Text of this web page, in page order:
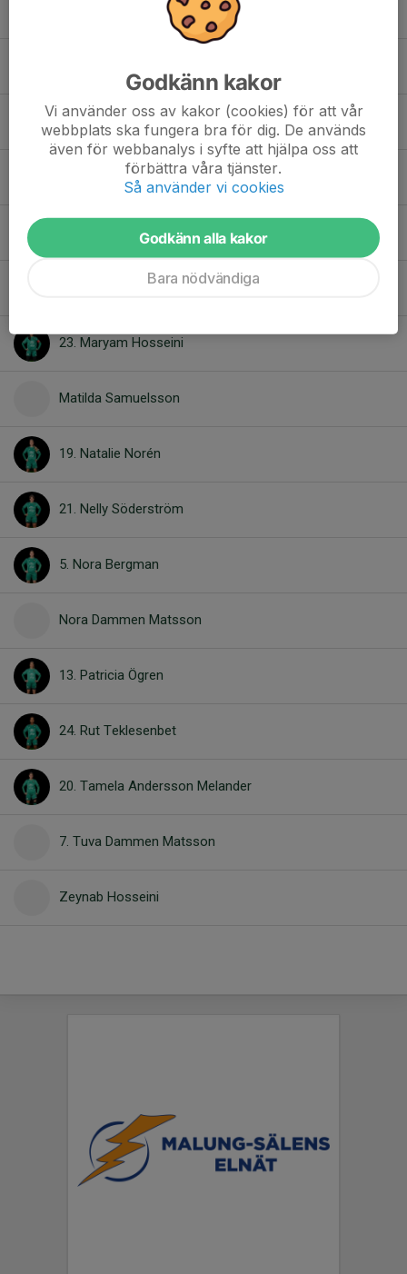
1. Emma Mattsson
Julia Larsson
4. Julia Tros
9. Kajsa Eklund
8. Kerstin Åhnebrink
23. Maryam Hosseini
Matilda Samuelsson
19. Natalie Norén
21. Nelly Söderström
5. Nora Bergman
Nora Dammen Matsson
13. Patricia Ögren
24. Rut Teklesenbet
20. Tamela Andersson Melander
7. Tuva Dammen Matsson
Zeynab Hosseini
Godkänn kakor
Vi använder oss av kakor (cookies) för att vår
webbplats ska fungera bra för dig. De används
även för webbanalys i syfte att hjälpa oss att
förbättra våra tjänster.
Så använder vi cookies
Godkänn alla kakor
Bara nödvändiga